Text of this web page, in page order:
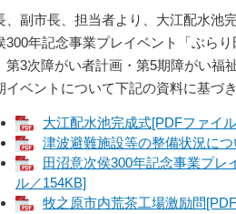
、副市長、担当者より、大江配水池
300年記念事業プレイベント「ぶら
第3次障がい者計画・第5期障がい福
イベントについて下記の資料に基づ
大江配水池完成式[PDFファイ
津波避難施設等の整備状況に
田沼意次侯300年記念事業プレ
ル／154KB]
牧之原市内荒茶工場激励問